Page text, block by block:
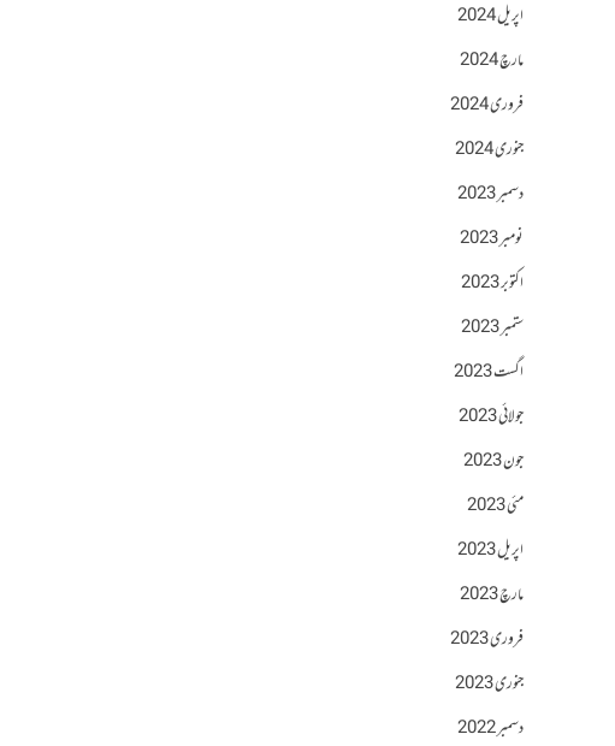
اپریل 2024
مارچ 2024
فروری 2024
جنوری 2024
دسمبر 2023
نومبر 2023
اکتوبر 2023
ستمبر 2023
اگست 2023
جولائی 2023
جون 2023
مئی 2023
اپریل 2023
مارچ 2023
فروری 2023
جنوری 2023
دسمبر 2022